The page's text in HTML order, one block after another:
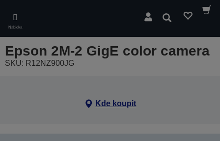
main
content
Nabídka
Hledat
Epson 2M-2 GigE color camera
SKU: R12NZ900JG
Kde koupit